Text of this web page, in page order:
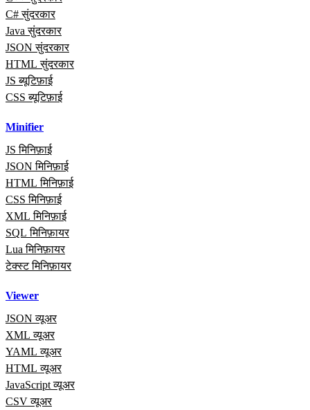
C# सुंदरकार
Java सुंदरकार
JSON सुंदरकार
HTML सुंदरकार
JS ब्यूटिफ़ाई
CSS ब्यूटिफ़ाई
Minifier
JS मिनिफ़ाई
JSON मिनिफ़ाई
HTML मिनिफ़ाई
CSS मिनिफ़ाई
XML मिनिफ़ाई
SQL मिनिफ़ायर
Lua मिनिफ़ायर
टेक्स्ट मिनिफ़ायर
Viewer
JSON व्यूअर
XML व्यूअर
YAML व्यूअर
HTML व्यूअर
JavaScript व्यूअर
CSV व्यूअर